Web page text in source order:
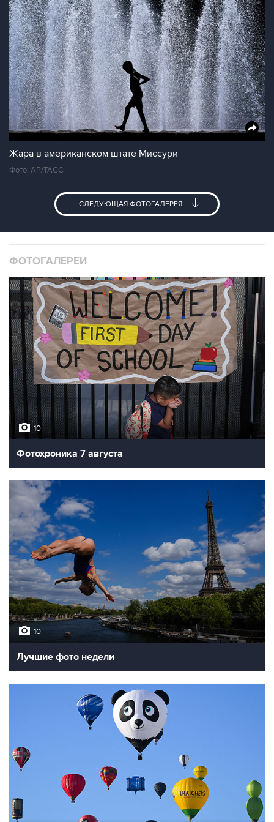
Жара в американском штате Миссури
Фото: АР/ТАСС
СЛЕДУЮЩАЯ ФОТОГАЛЕРЕЯ
ФОТОГАЛЕРЕИ
10
Фотохроника 7 августа
10
Лучшие фото недели